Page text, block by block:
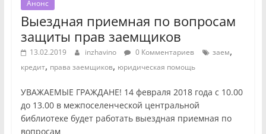
Анонс
Выездная приемная по вопросам
защиты прав заемщиков
13.02.2019 inzhavino 0 Комментариев заем,
кредит, права заемщиков, юридическая помощь
УВАЖАЕМЫЕ ГРАЖДАНЕ! 14 февраля 2018 года с 10.00
до 13.00 в межпоселенческой центральной
библиотеке будет работать выездная приемная по
вопросам